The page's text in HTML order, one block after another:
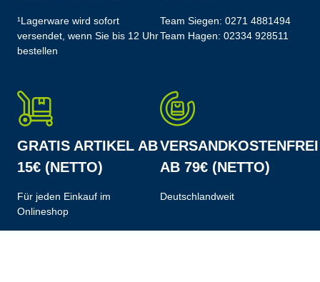
¹Lagerware wird sofort
versendet, wenn Sie bis 12 Uhr
bestellen
Team Siegen: 0271 4881494
Team Hagen: 02334 928511
GRATIS ARTIKEL AB
15€ (NETTO)
Für jeden Einkauf im
Onlineshop
VERSANDKOSTENFREI
AB 79€ (NETTO)
Deutschlandweit